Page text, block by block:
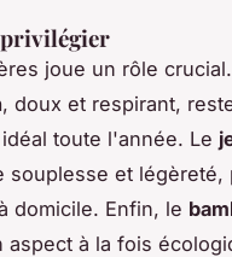
privilégier
joue un rôle
, doux et respirant,
toute l'année. Le
souplesse et légèreté,
domicile. Enfin, le
aspect à la fois